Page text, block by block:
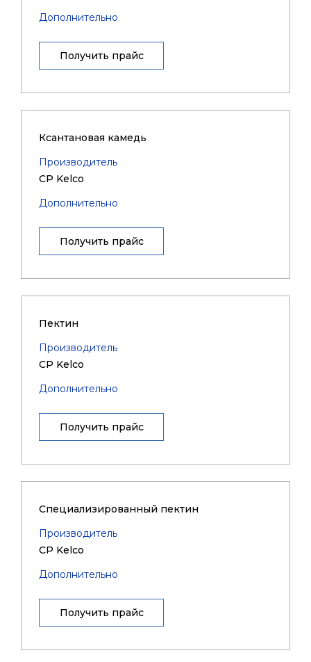
Дополнительно
Получить прайс
Ксантановая камедь
Производитель
CP Kelco
Дополнительно
Получить прайс
Пектин
Производитель
CP Kelco
Дополнительно
Получить прайс
Специализированный пектин
Производитель
CP Kelco
Дополнительно
Получить прайс